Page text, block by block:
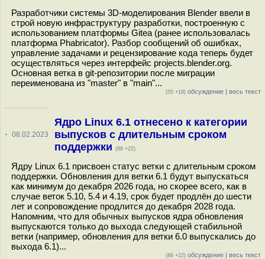
Разработчики системы 3D-моделирования Blender ввели в
строй новую инфраструктуру разработки, построенную с
использованием платформы Gitea (ранее использовалась
платформа Phabricator). Разбор сообщений об ошибках,
управление задачами и рецензирование кода теперь будет
осуществляться через интерфейс projects.blender.org.
Основная ветка в git-репозитории после миграции
переименована из "master" в "main"...
(55 +16) обсуждение | весь текст
· 08.02.2023
Ядро Linux 6.1 отнесено к категории
выпусков с длительным сроком
поддержки (86 +22)
Ядру Linux 6.1 присвоен статус ветки с длительным сроком
поддержки. Обновления для ветки 6.1 будут выпускаться
как минимум до декабря 2026 года, но скорее всего, как в
случае веток 5.10, 5.4 и 4.19, срок будет продлён до шести
лет и сопровождение продлится до декабря 2028 года.
Напомним, что для обычных выпусков ядра обновления
выпускаются только до выхода следующей стабильной
ветки (например, обновления для ветки 6.0 выпускались до
выхода 6.1)...
(86 +22) обсуждение | весь текст